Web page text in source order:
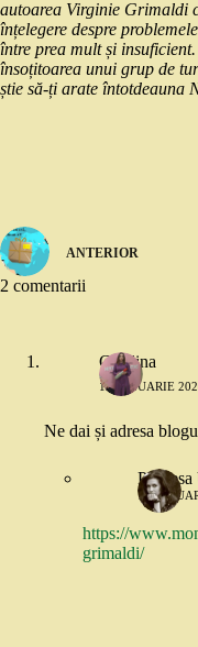
autoarea Virginie Grimaldi
înțelegere despre
între prea mult și
însoțitoarea unui grup de
știe să-ți arate întotdeauna
ANTERIOR
2 comentarii
Cătălina
12 IANUARIE
Ne dai și adresa
Printesa
12
https://
grimaldi/